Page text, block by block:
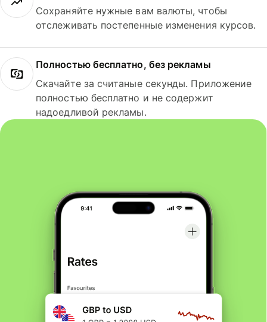
Сохраняйте нужные вам валюты, чтобы
отслеживать постепенные изменения курсов.
Полностью бесплатно, без рекламы
Скачайте за считаные секунды. Приложение
полностью бесплатно и не содержит
надоедливой рекламы.